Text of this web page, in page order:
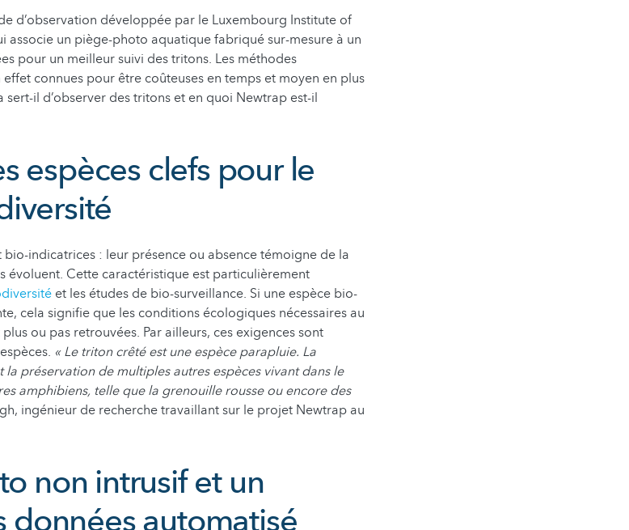
d’observation développée par le Luxembourg Institute of
associe un piège-photo aquatique fabriqué sur-mesure à un
pour un meilleur suivi des tritons. Les méthodes
connues pour être coûteuses en temps et moyen en plus
sert-il d’observer des tritons et en quoi Newtrap est-il
espèces clefs pour le
indicatrices : leur présence ou absence témoigne de la
évoluent. Cette caractéristique est particulièrement
et les études de bio-surveillance. Si une espèce bio-
cela signifie que les conditions écologiques nécessaires au
ou pas retrouvées. Par ailleurs, ces exigences sont
« Le triton crêté est une espèce parapluie. La
préservation de multiples autres espèces vivant dans le
amphibiens, telle que la grenouille rousse ou encore des
ingénieur de recherche travaillant sur le projet Newtrap au
non intrusif et un